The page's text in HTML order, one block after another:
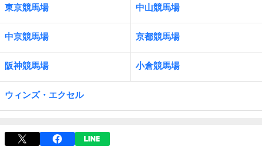
東京競馬場 中山競馬場
中京競馬場 京都競馬場
阪神競馬場 小倉競馬場
ウィンズ・エクセル